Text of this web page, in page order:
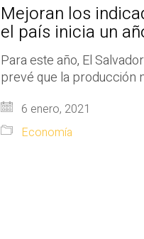
Mejoran los
el país inicia un
Para este año, El
prevé que la producción
6 enero, 2021
Economía